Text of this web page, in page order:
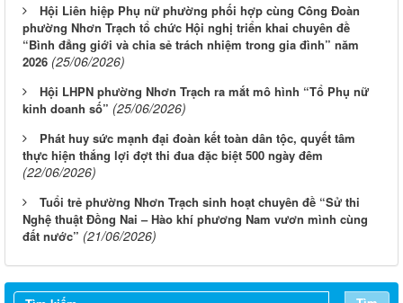
Hội Liên hiệp Phụ nữ phường phối hợp cùng Công Đoàn
phường Nhơn Trạch tổ chức Hội nghị triển khai chuyên đề
“Bình đẳng giới và chia sẻ trách nhiệm trong gia đình” năm
2026 (25/06/2026)
Hội LHPN phường Nhơn Trạch ra mắt mô hình “Tổ Phụ nữ
kinh doanh số” (25/06/2026)
Phát huy sức mạnh đại đoàn kết toàn dân tộc, quyết tâm
thực hiện thắng lợi đợt thi đua đặc biệt 500 ngày đêm
(22/06/2026)
Tuổi trẻ phường Nhơn Trạch sinh hoạt chuyên đề “Sử thi
Nghệ thuật Đồng Nai – Hào khí phương Nam vươn mình cùng
đất nước” (21/06/2026)